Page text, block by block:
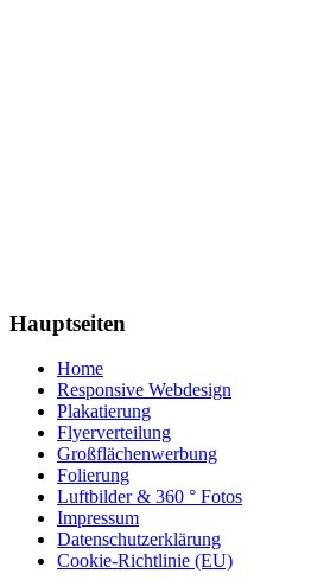
Hauptseiten
Home
Responsive Webdesign
Plakatierung
Flyerverteilung
Großflächenwerbung
Folierung
Luftbilder & 360 ° Fotos
Impressum
Datenschutzerklärung
Cookie-Richtlinie (EU)